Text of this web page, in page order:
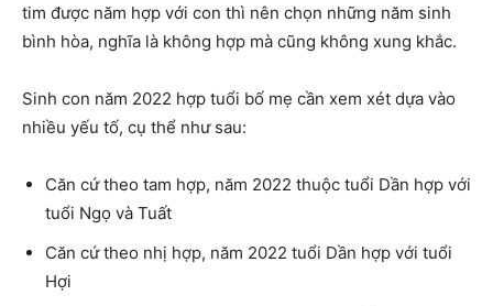
tim được năm hợp với con thì nên chọn những năm sinh
bình hòa, nghĩa là không hợp mà cũng không xung khắc.
Sinh con năm 2022 hợp tuổi bố mẹ cần xem xét dựa vào
nhiều yếu tố, cụ thể như sau:
Căn cứ theo tam hợp, năm 2022 thuộc tuổi Dần hợp với
tuổi Ngọ và Tuất
Căn cứ theo nhị hợp, năm 2022 tuổi Dần hợp với tuổi
Hợi